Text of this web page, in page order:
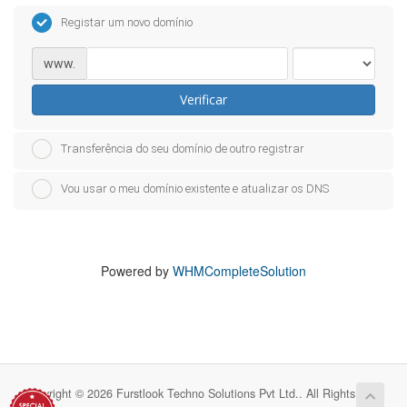
Registar um novo domínio
www.
Verificar
Transferência do seu domínio de outro registrar
Vou usar o meu domínio existente e atualizar os DNS
Powered by WHMCompleteSolution
Copyright © 2026 Furstlook Techno Solutions Pvt Ltd.. All Rights